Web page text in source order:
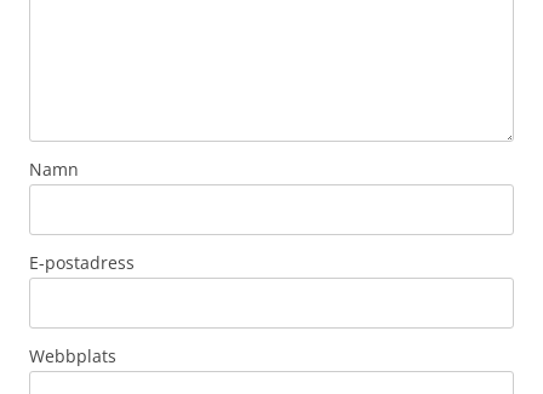
Namn
E-postadress
Webbplats